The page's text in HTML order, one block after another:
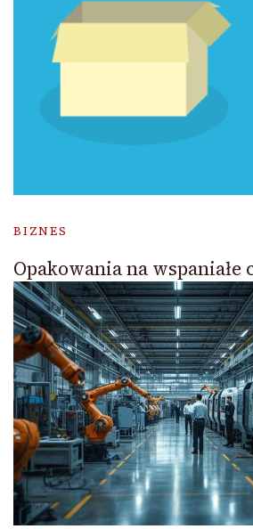
BIZNES
Opakowania na wspaniałe